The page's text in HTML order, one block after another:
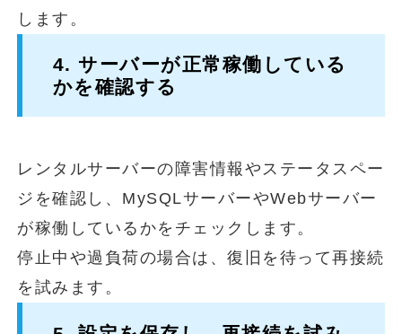
します。
4. サーバーが正常稼働している
かを確認する
レンタルサーバーの障害情報やステータスペー
ジを確認し、MySQLサーバーやWebサーバー
が稼働しているかをチェックします。
停止中や過負荷の場合は、復旧を待って再接続
を試みます。